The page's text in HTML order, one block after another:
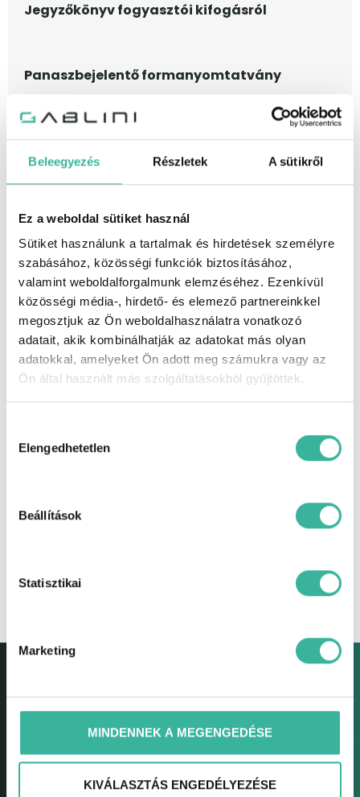
Beleegyezés Részletek A sütikről
Ez a weboldal sütiket használ
Sütiket használunk a tartalmak és hirdetések személyre
szabásához, közösségi funkciók biztosításához,
valamint weboldalforgalmunk elemzéséhez. Ezenkívül
közösségi média-, hirdető- és elemező partnereinkkel
megosztjuk az Ön weboldalhasználatra vonatkozó
adatait, akik kombinálhatják az adatokat más olyan
adatokkal, amelyeket Ön adott meg számukra vagy az
Ön által használt más szolgáltatásokból gyűjtöttek.
kiválasztása
Elengedhetetlen
Beállítások
Statisztikai
Marketing
MINDENNEK A MEGENGEDÉSE
KIVÁLASZTÁS ENGEDÉLYEZÉSE
Jegyzőkönyv fogyasztói kifogásról
Panaszbejelentő formanyomtatvány
Gablini Kft-szerviz-vállalási szabályzat
NISSAN – IMPORTŐRVÁLTÁSI KÖZLEMÉNY
Adatkezelési tájékoztató, marketing
hozzájárulás Gablini 2025 – hírlevél
feliratkozás
Játékszabályzat Gablini Advent
Játékszabályzat Szerencsekerék
ADATKEZELÉSI HOZZÁJÁRULÓ NYILATKOZAT ÉS
GABLINI